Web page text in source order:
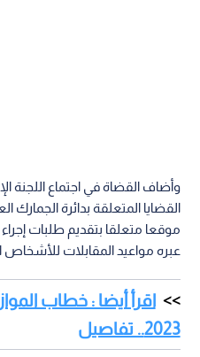
وأضاف القضاة في اجتماع اللجنة
القضايا المتعلقة بدائرة الجمارك
موقعا متعلقا بتقديم طلبات
عبره مواعيد المقابلات للأشخاص
اقرأ أيضا : خطاب
2023.. تفاصيل